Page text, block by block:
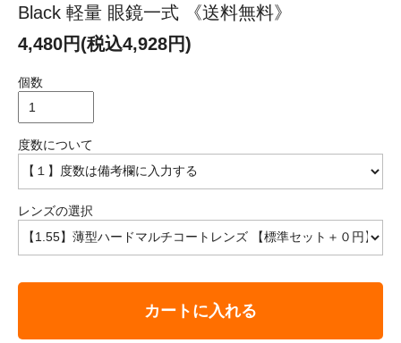
Black 軽量 眼鏡一式 《送料無料》
4,480円(税込4,928円)
個数
度数について
レンズの選択
カートに入れる